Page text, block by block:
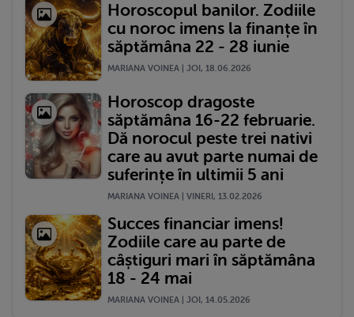
Horoscopul banilor. Zodiile
cu noroc imens la finanțe în
săptămâna 22 - 28 iunie
MARIANA VOINEA | JOI, 18.06.2026
Horoscop dragoste
săptămâna 16-22 februarie.
Dă norocul peste trei nativi
care au avut parte numai de
suferințe în ultimii 5 ani
MARIANA VOINEA | VINERI, 13.02.2026
Succes financiar imens!
Zodiile care au parte de
câștiguri mari în săptămâna
18 - 24 mai
MARIANA VOINEA | JOI, 14.05.2026